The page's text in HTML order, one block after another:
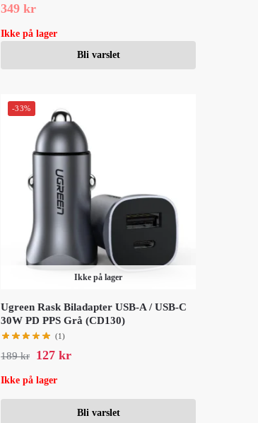
349kr
Ikke på lager
Bli varslet
-33%
Ikke på lager
Ugreen Rask Biladapter USB-A / USB-C
30W PD PPS Grå (CD130)
(1)
189kr 127kr
Ikke på lager
Bli varslet